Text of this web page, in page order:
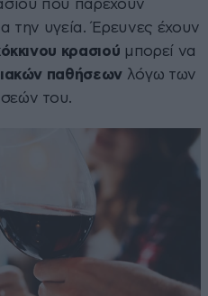
που παρέχουν
την υγεία. Έρευνες έχουν
κρασιού μπορεί να
παθήσεων λόγω των
του.